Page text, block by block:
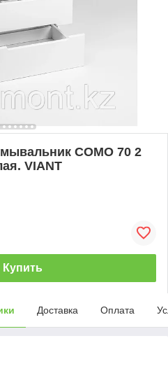
COMO 70 2
VIANT
Купить
Доставка Оплата